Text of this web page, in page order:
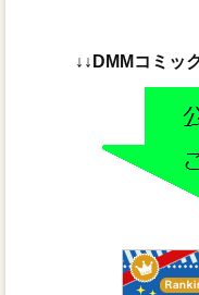
↓↓DMMコミッ